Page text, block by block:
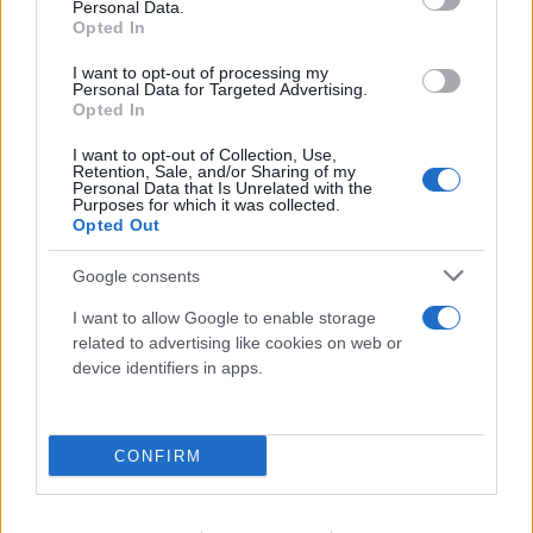
Personal Data.
Opted In
I want to opt-out of processing my
Personal Data for Targeted Advertising.
Opted In
I want to opt-out of Collection, Use,
Retention, Sale, and/or Sharing of my
Personal Data that Is Unrelated with the
Purposes for which it was collected.
Opted Out
Google consents
I want to allow Google to enable storage
related to advertising like cookies on web or
device identifiers in apps.
CONFIRM